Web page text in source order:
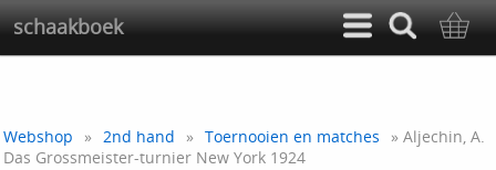
schaakboek
Webshop » 2nd hand » Toernooien en matches
» Aljechin, A.
Das Grossmeister-turnier New York 1924